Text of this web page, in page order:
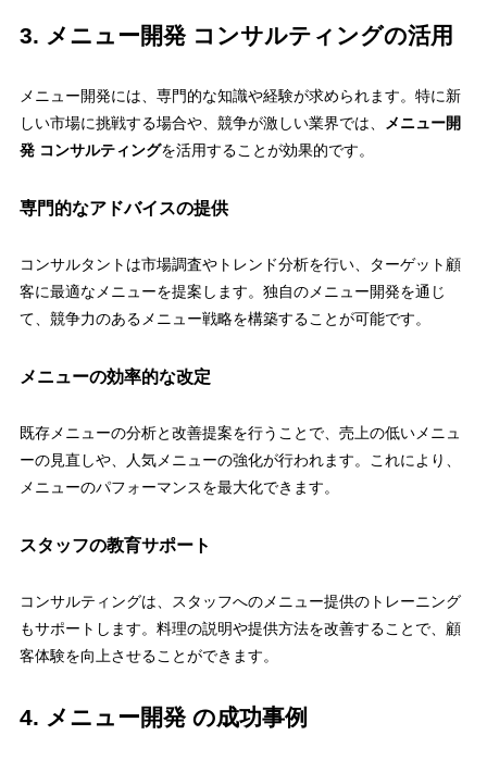
3. メニュー開発 コンサルティングの活用
メニュー開発には、専門的な知識や経験が求められます。特に新
しい市場に挑戦する場合や、競争が激しい業界では、
メニュー開
発 コンサルティングを活用することが効果的です。
専門的なアドバイスの提供
コンサルタントは市場調査やトレンド分析を行い、ターゲット顧
客に最適なメニューを提案します。独自のメニュー開発を通じ
て、競争力のあるメニュー戦略を構築することが可能です。
メニューの効率的な改定
既存メニューの分析と改善提案を行うことで、売上の低いメニュ
ーの見直しや、人気メニューの強化が行われます。これにより、
メニューのパフォーマンスを最大化できます。
スタッフの教育サポート
コンサルティングは、スタッフへのメニュー提供のトレーニング
もサポートします。料理の説明や提供方法を改善することで、顧
客体験を向上させることができます。
4. メニュー開発 の成功事例